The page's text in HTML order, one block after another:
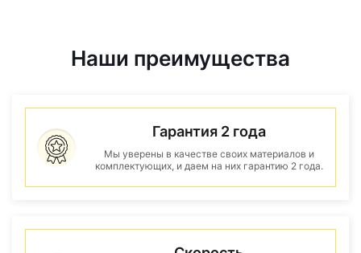
Наши преимущества
Гарантия 2 года
Мы уверены в качестве своих материалов и
комплектующих, и даем на них гарантию 2 года.